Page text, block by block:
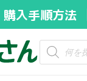
購入手順方法